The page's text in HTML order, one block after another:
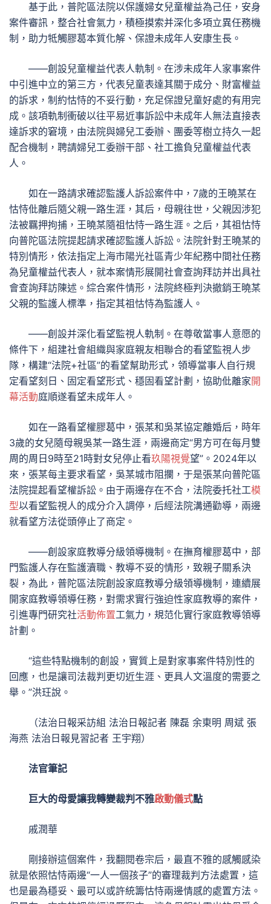
基于此，普陀區法院以保護婦女兒童權益為己任，安身
案件審訊，整合社會氣力，積極摸索并深化多項立異任務機
制，助力牴觸膠葛本質化解、保證未成年人安康生長。
——創設兒童權益代表人軌制。在涉未成年人家事案件
中引進中立的第三方，代表兒童表達其關于成分、財富權益
的訴求，制約怙恃的不妥行動，充足保證兒童好處的有用完
成。該項軌制衝破以往平易近事訴訟中未成年人無法直接表
達訴求的窘境，由法院與婦兒工委辦、團委等樹立持久一起
配合機制，聘請婦兒工委辦干部、社工擔負兒童權益代表
人。
如在一路請求確認監護人訴訟案件中，7歲的王曉某在
怙恃仳離后隨父親一路生涯，其后，母親往世，父親因涉犯
法被羈押拘捕，王曉某隨祖怙恃一路生涯。之后，其祖怙恃
向普陀區法院提起請求確認監護人訴訟。法院針對王曉某的
特別情形，依法指定上海市陽光社區青少年紀務中間社任務
為兒童權益代表人，就本案情形展開社會查詢拜訪并出具社
會查詢拜訪陳述。綜合案件情形，法院終極判決撤銷王曉某
父親的監護人標準，指定其祖怙恃為監護人。
——創設并深化看望監視人軌制。在尊敬當事人意愿的
條件下，組建社會組織與家庭親友相聯合的看望監視人步
隊，構建“法院+社區”的看望幫助形式，領導當事人自行規
定看望刻日、固定看望形式、穩固看望計劃，協助仳離家開
幕活動庭順遂看望未成年人。
如在一路看望權膠葛中，張某和吳某協定離婚后，時年
3歲的女兒隨母親吳某一路生涯，兩邊商定“男方可在每月雙
周的周日9時至21時對女兒停止看玖陽視覺望”。2024年以
來，張某每主要求看望，吳某城市阻攔，于是張某向普陀區
法院提起看望權訴訟。由于兩邊存在不合，法院委托社工模
型以看望監視人的成分介入調停，后經法院溝通勸導，兩邊
就看望方法從頭停止了商定。
——創設家庭教導分級領導機制。在撫育權膠葛中，部
門監護人存在監護瀆職、教導不妥的情形，致親子關系決
裂，為此，普陀區法院創設家庭教導分級領導機制，連續展
開家庭教導領導任務，對需求實行強迫性家庭教導的案件，
引進專門研究社活動佈置工氣力，規范化實行家庭教導領導
計劃。
“這些特點機制的創設，實質上是對家事案件特別性的
回應，也是讓司法裁判更切近生涯、更具人文溫度的需要之
舉。”洪玨說。
（法治日報采訪組 法治日報記者 陳磊 余東明 周斌 張
海燕 法治日報見習記者 王宇翔）
法官筆記
巨大的母愛讓我轉變裁判不雅啟動儀式點
戚潤華
剛接辦這個案件，我翻閱卷宗后，最直不雅的感觸感染
就是依照怙恃兩邊“一人一個孩子”的審理裁判方法處置，這
也是最為穩妥、最可以或許統籌怙恃兩邊情感的處置方法。